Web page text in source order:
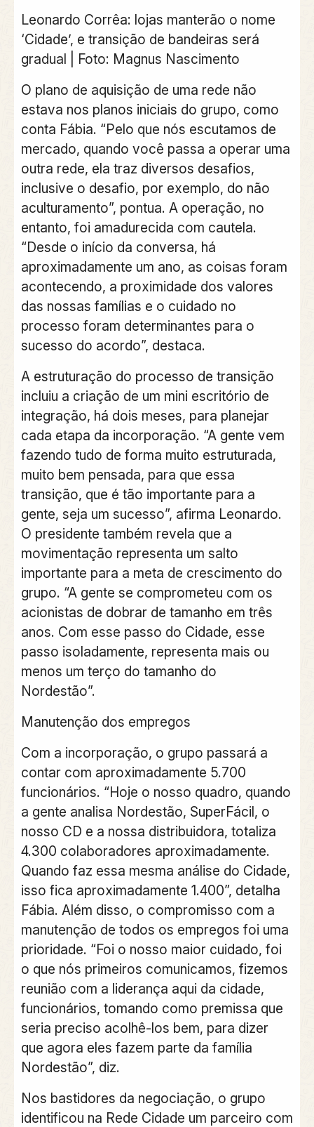
Leonardo Corrêa: lojas manterão o nome
‘Cidade’, e transição de bandeiras será
gradual | Foto: Magnus Nascimento
O plano de aquisição de uma rede não
estava nos planos iniciais do grupo, como
conta Fábia. “Pelo que nós escutamos de
mercado, quando você passa a operar uma
outra rede, ela traz diversos desafios,
inclusive o desafio, por exemplo, do não
aculturamento”, pontua. A operação, no
entanto, foi amadurecida com cautela.
“Desde o início da conversa, há
aproximadamente um ano, as coisas foram
acontecendo, a proximidade dos valores
das nossas famílias e o cuidado no
processo foram determinantes para o
sucesso do acordo”, destaca.
A estruturação do processo de transição
incluiu a criação de um mini escritório de
integração, há dois meses, para planejar
cada etapa da incorporação. “A gente vem
fazendo tudo de forma muito estruturada,
muito bem pensada, para que essa
transição, que é tão importante para a
gente, seja um sucesso”, afirma Leonardo.
O presidente também revela que a
movimentação representa um salto
importante para a meta de crescimento do
grupo. “A gente se comprometeu com os
acionistas de dobrar de tamanho em três
anos. Com esse passo do Cidade, esse
passo isoladamente, representa mais ou
menos um terço do tamanho do
Nordestão”.
Manutenção dos empregos
Com a incorporação, o grupo passará a
contar com aproximadamente 5.700
funcionários. “Hoje o nosso quadro, quando
a gente analisa Nordestão, SuperFácil, o
nosso CD e a nossa distribuidora, totaliza
4.300 colaboradores aproximadamente.
Quando faz essa mesma análise do Cidade,
isso fica aproximadamente 1.400”, detalha
Fábia. Além disso, o compromisso com a
manutenção de todos os empregos foi uma
prioridade. “Foi o nosso maior cuidado, foi
o que nós primeiros comunicamos, fizemos
reunião com a liderança aqui da cidade,
funcionários, tomando como premissa que
seria preciso acolhê-los bem, para dizer
que agora eles fazem parte da família
Nordestão”, diz.
Nos bastidores da negociação, o grupo
identificou na Rede Cidade um parceiro com